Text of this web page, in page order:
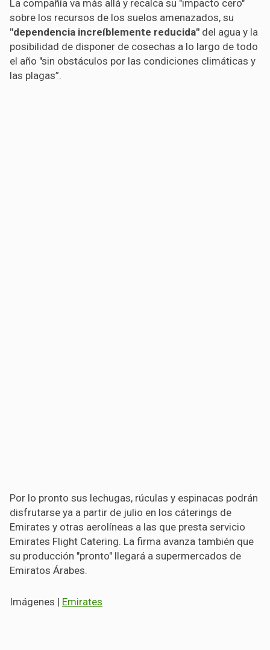
La compañía va más allá y recalca su "impacto cero"
sobre los recursos de los suelos amenazados, su
"dependencia increíblemente reducida" del agua y la
posibilidad de disponer de cosechas a lo largo de todo
el año "sin obstáculos por las condiciones climáticas y
las plagas”.
Por lo pronto sus lechugas, rúculas y espinacas podrán
disfrutarse ya a partir de julio en los cáterings de
Emirates y otras aerolíneas a las que presta servicio
Emirates Flight Catering. La firma avanza también que
su producción "pronto" llegará a supermercados de
Emiratos Árabes.
Imágenes | Emirates